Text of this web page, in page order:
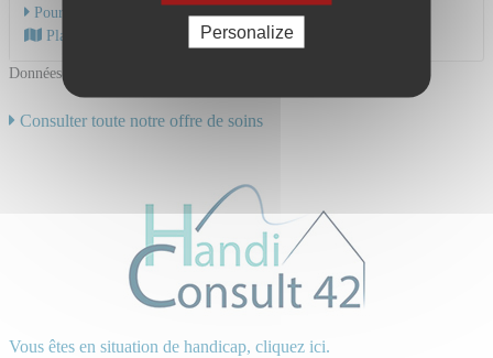
Pour une hospitalisation
Plan d'accès au CHU
Données mises à jour le 18/06/2024
Consulter toute notre offre de soins
Vous êtes en situation de handicap, cliquez ici.
Personalize